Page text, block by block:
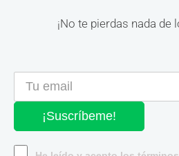
¡No te pierdas nada de
¡Suscríbeme!